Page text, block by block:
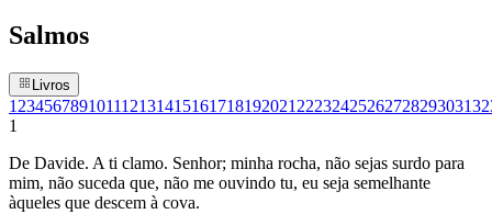
Salmos
Livros
1 23456789101112131415161718192021 2223242526272829303132
1
De Davide. A ti clamo. Senhor; minha rocha, não sejas surdo para
mim, não suceda que, não me ouvindo tu, eu seja semelhante
àqueles que descem à cova.